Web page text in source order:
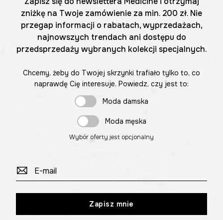
zniżkę na Twoje zamówienie za min. 200 zł. Nie
przegap informacji o rabatach, wyprzedażach,
najnowszych trendach ani dostępu do
przedsprzedaży wybranych kolekcji specjalnych.
Chcemy, żeby do Twojej skrzynki trafiało tylko to, co
naprawdę Cię interesuje. Powiedz, czy jest to:
Moda damska
Moda męska
Wybór oferty jest opcjonalny
Zapisz mnie